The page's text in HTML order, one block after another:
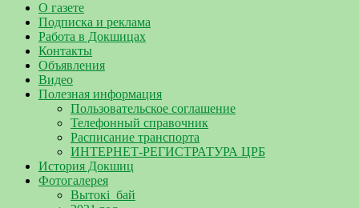
О газете
Подписка и реклама
Работа в Докшицах
Контакты
Объявления
Видео
Полезная информация
Пользовательское соглашение
Телефонный справочник
Расписание транспорта
ИНТЕРНЕТ-РЕГИСТРАТУРА ЦРБ
История Докшиц
Фотогалерея
Вытокі_бай